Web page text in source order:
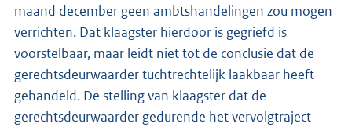
maand december geen ambtshandelingen zou mogen
verrichten. Dat klaagster hierdoor is gegriefd is
voorstelbaar, maar leidt niet tot de conclusie dat de
gerechtsdeurwaarder tuchtrechtelijk laakbaar heeft
gehandeld. De stelling van klaagster dat de
gerechtsdeurwaarder gedurende het vervolgtraject